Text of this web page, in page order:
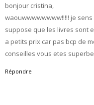
bonjour cristina,
waouwwwwwwww!!!!! je
suppose que les livres sont
a petits prix car pas bcp de
conseilles vous etes
Répondre